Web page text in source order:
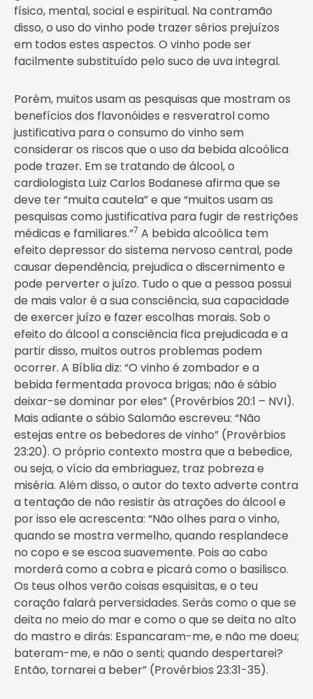
físico, mental, social e espiritual. Na contramão
disso, o uso do vinho pode trazer sérios prejuízos
em todos estes aspectos. O vinho pode ser
facilmente substituído pelo suco de uva integral.
Porém, muitos usam as pesquisas que mostram os
benefícios dos flavonóides e resveratrol como
justificativa para o consumo do vinho sem
considerar os riscos que o uso da bebida alcoólica
pode trazer. Em se tratando de álcool, o
cardiologista Luiz Carlos Bodanese afirma que se
deve ter “muita cautela” e que “muitos usam as
pesquisas como justificativa para fugir de restrições
médicas e familiares.”7 A bebida alcoólica tem
efeito depressor do sistema nervoso central, pode
causar dependência, prejudica o discernimento e
pode perverter o juízo. Tudo o que a pessoa possui
de mais valor é a sua consciência, sua capacidade
de exercer juízo e fazer escolhas morais. Sob o
efeito do álcool a consciência fica prejudicada e a
partir disso, muitos outros problemas podem
ocorrer. A Bíblia diz: “O vinho é zombador e a
bebida fermentada provoca brigas; não é sábio
deixar-se dominar por eles” (Provérbios 20:1 – NVI).
Mais adiante o sábio Salomão escreveu: “Não
estejas entre os bebedores de vinho” (Provérbios
23:20). O próprio contexto mostra que a bebedice,
ou seja, o vício da embriaguez, traz pobreza e
miséria. Além disso, o autor do texto adverte contra
a tentação de não resistir às atrações do álcool e
por isso ele acrescenta: “Não olhes para o vinho,
quando se mostra vermelho, quando resplandece
no copo e se escoa suavemente. Pois ao cabo
morderá como a cobra e picará como o basilisco.
Os teus olhos verão coisas esquisitas, e o teu
coração falará perversidades. Serás como o que se
deita no meio do mar e como o que se deita no alto
do mastro e dirás: Espancaram-me, e não me doeu;
bateram-me, e não o senti; quando despertarei?
Então, tornarei a beber” (Provérbios 23:31-35).